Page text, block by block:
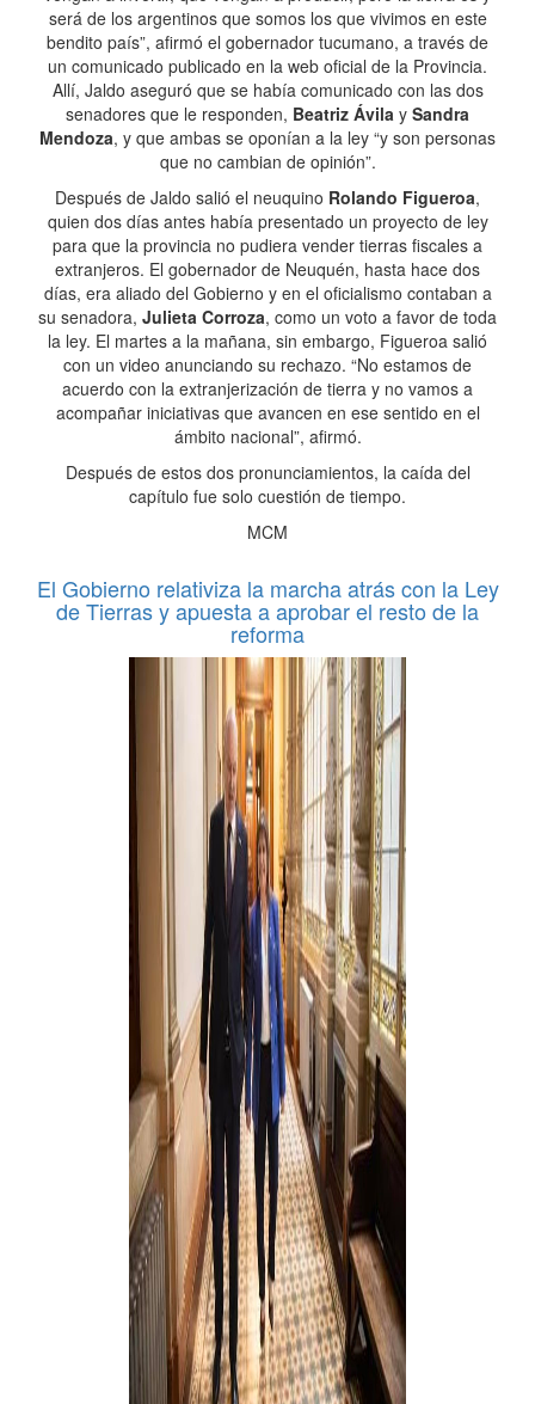
será de los argentinos que somos los que vivimos en este
bendito país”, afirmó el gobernador tucumano, a través de
un comunicado publicado en la web oficial de la Provincia.
Allí, Jaldo aseguró que se había comunicado con las dos
senadores que le responden, Beatriz Ávila y Sandra
Mendoza, y que ambas se oponían a la ley “y son personas
que no cambian de opinión”.
Después de Jaldo salió el neuquino Rolando Figueroa,
quien dos días antes había presentado un proyecto de ley
para que la provincia no pudiera vender tierras fiscales a
extranjeros. El gobernador de Neuquén, hasta hace dos
días, era aliado del Gobierno y en el oficialismo contaban a
su senadora, Julieta Corroza, como un voto a favor de toda
la ley. El martes a la mañana, sin embargo, Figueroa salió
con un video anunciando su rechazo. “No estamos de
acuerdo con la extranjerización de tierra y no vamos a
acompañar iniciativas que avancen en ese sentido en el
ámbito nacional”, afirmó.
Después de estos dos pronunciamientos, la caída del
capítulo fue solo cuestión de tiempo.
MCM
El Gobierno relativiza la marcha atrás con la Ley
de Tierras y apuesta a aprobar el resto de la
reforma